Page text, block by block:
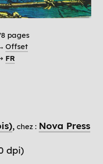
pages
Offset
FR
chez : Nova Press
dpi)